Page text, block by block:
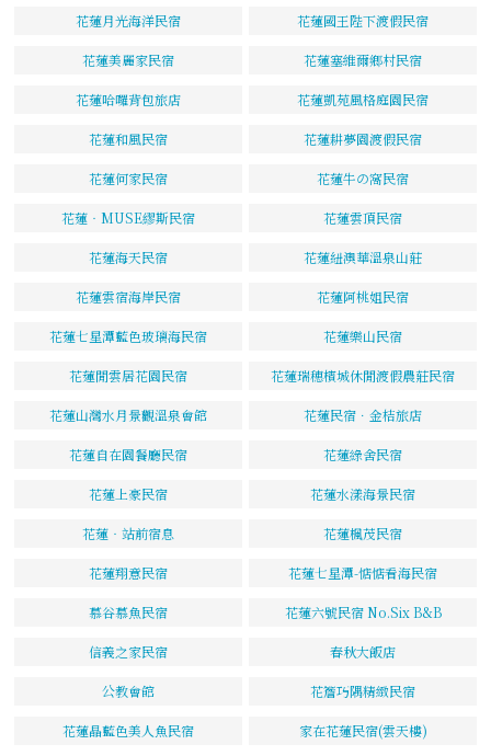
花蓮月光海洋民宿 花蓮國王陛下渡假民宿
花蓮美麗家民宿 花蓮塞維爾鄉村民宿
花蓮哈囉背包旅店 花蓮凱苑風格庭園民宿
花蓮和風民宿 花蓮耕夢園渡假民宿
花蓮何家民宿 花蓮牛の窩民宿
花蓮‧MUSE繆斯民宿 花蓮雲頂民宿
花蓮海天民宿 花蓮紐澳華溫泉山莊
花蓮雲宿海岸民宿 花蓮阿桃姐民宿
花蓮七星潭藍色玻璃海民宿 花蓮樂山民宿
花蓮閒雲居花園民宿 花蓮瑞穗檳城休閒渡假農莊民宿
花蓮山灣水月景觀溫泉會館 花蓮民宿．金桔旅店
花蓮自在園餐廳民宿 花蓮綠舍民宿
花蓮上豪民宿 花蓮水漾海景民宿
花蓮‧站前宿息 花蓮楓茂民宿
花蓮翔意民宿 花蓮七星潭-惦惦看海民宿
慕谷慕魚民宿 花蓮六號民宿 No.Six B&B
信義之家民宿 春秋大飯店
公教會館 花簷巧隅精緻民宿
花蓮晶藍色美人魚民宿 家在花蓮民宿(雲天樓)